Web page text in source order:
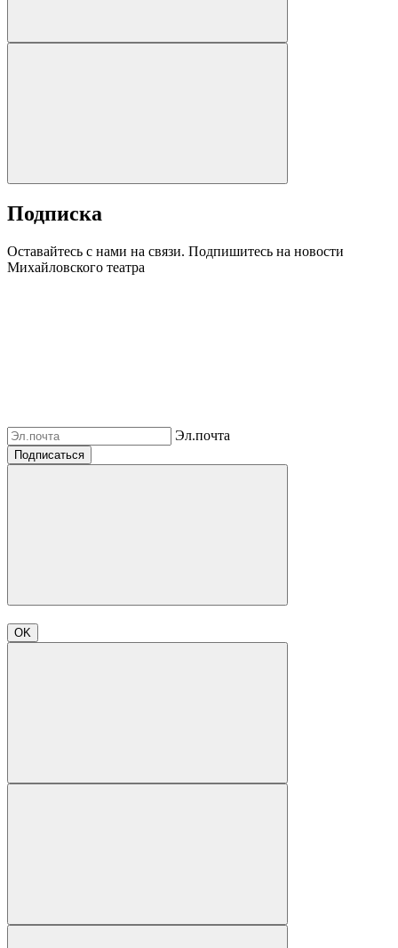
Подписка
Оставайтесь с нами на связи. Подпишитесь на новости
Михайловского театра
Эл.почта
Подписаться
OK